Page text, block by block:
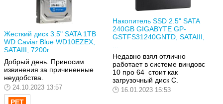
Жесткий диск 3.5" SATA 1TB
WD Caviar Blue WD10EZEX,
SATAIII, 7200r...
Добрый день. Приносим
извинения за причиненные
неудобства.
24.10.2023 13:57
Накопитель SSD 2.5" SATA
240GB GIGABYTE GP-
GSTFS31240GNTD, SATAIII,
Недавно взял отлично
работает в системе виндовс
10 про 64 стоит как
загрузочный диск С.
16.01.2023 15:53